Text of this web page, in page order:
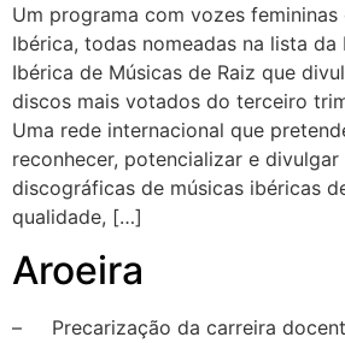
Um programa com vozes femininas
Ibérica, todas nomeadas na lista da
Ibérica de Músicas de Raiz que
discos mais votados do terceiro
Uma rede internacional que
reconhecer, potencializar e
discográficas de músicas ibéricas
qualidade, […]
Aroeira
– Precarização da carreira